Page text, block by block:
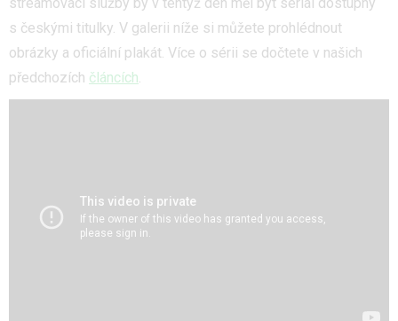
streamovací služby by v tentýž den měl být seriál dostupný
s českými titulky. V galerii níže si můžete prohlédnout
obrázky a oficiální plakát. Více o sérii se dočtete v našich
předchozích článcích.